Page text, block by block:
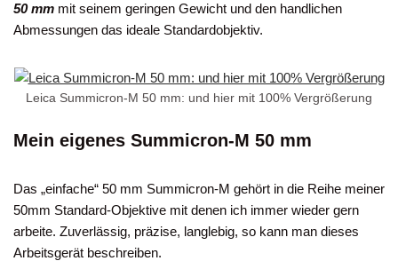
50 mm mit seinem geringen Gewicht und den handlichen
Abmessungen das ideale Standardobjektiv.
Leica Summicron-M 50 mm: und hier mit 100% Vergrößerung
Mein eigenes Summicron-M 50 mm
Das „einfache“ 50 mm Summicron-M gehört in die Reihe meiner
50mm Standard-Objektive mit denen ich immer wieder gern
arbeite. Zuverlässig, präzise, langlebig, so kann man dieses
Arbeitsgerät beschreiben.